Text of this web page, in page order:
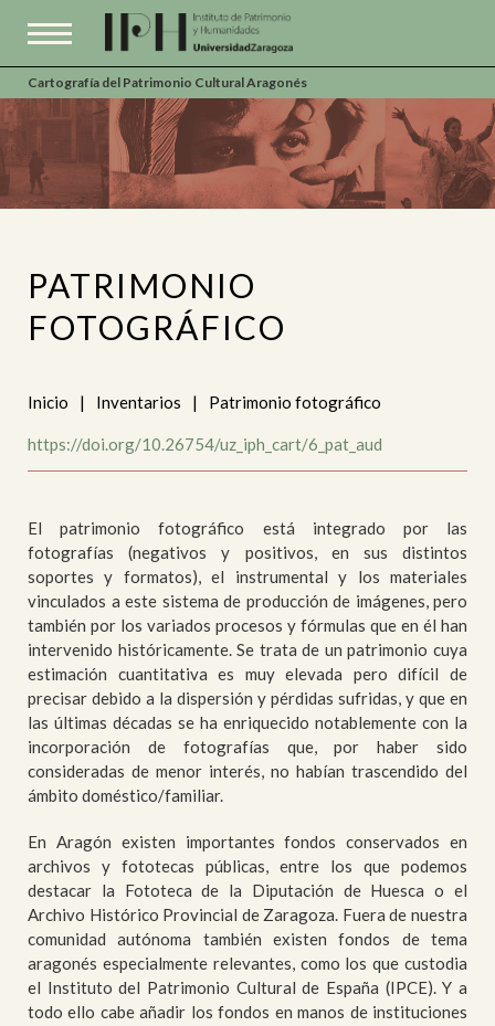
Cartografía del Patrimonio Cultural Aragonés
PATRIMONIO
FOTOGRÁFICO
Inicio | Inventarios | Patrimonio fotográfico
https://doi.org/10.26754/uz_iph_cart/6_pat_aud
El patrimonio fotográfico está integrado por las
fotografías (negativos y positivos, en sus distintos
soportes y formatos), el instrumental y los materiales
vinculados a este sistema de producción de imágenes, pero
también por los variados procesos y fórmulas que en él han
intervenido históricamente. Se trata de un patrimonio cuya
estimación cuantitativa es muy elevada pero difícil de
precisar debido a la dispersión y pérdidas sufridas, y que en
las últimas décadas se ha enriquecido notablemente con la
incorporación de fotografías que, por haber sido
consideradas de menor interés, no habían trascendido del
ámbito doméstico/familiar.
En Aragón existen importantes fondos conservados en
archivos y fototecas públicas, entre los que podemos
destacar la Fototeca de la Diputación de Huesca o el
Archivo Histórico Provincial de Zaragoza. Fuera de nuestra
comunidad autónoma también existen fondos de tema
aragonés especialmente relevantes, como los que custodia
el Instituto del Patrimonio Cultural de España (IPCE). Y a
todo ello cabe añadir los fondos en manos de instituciones